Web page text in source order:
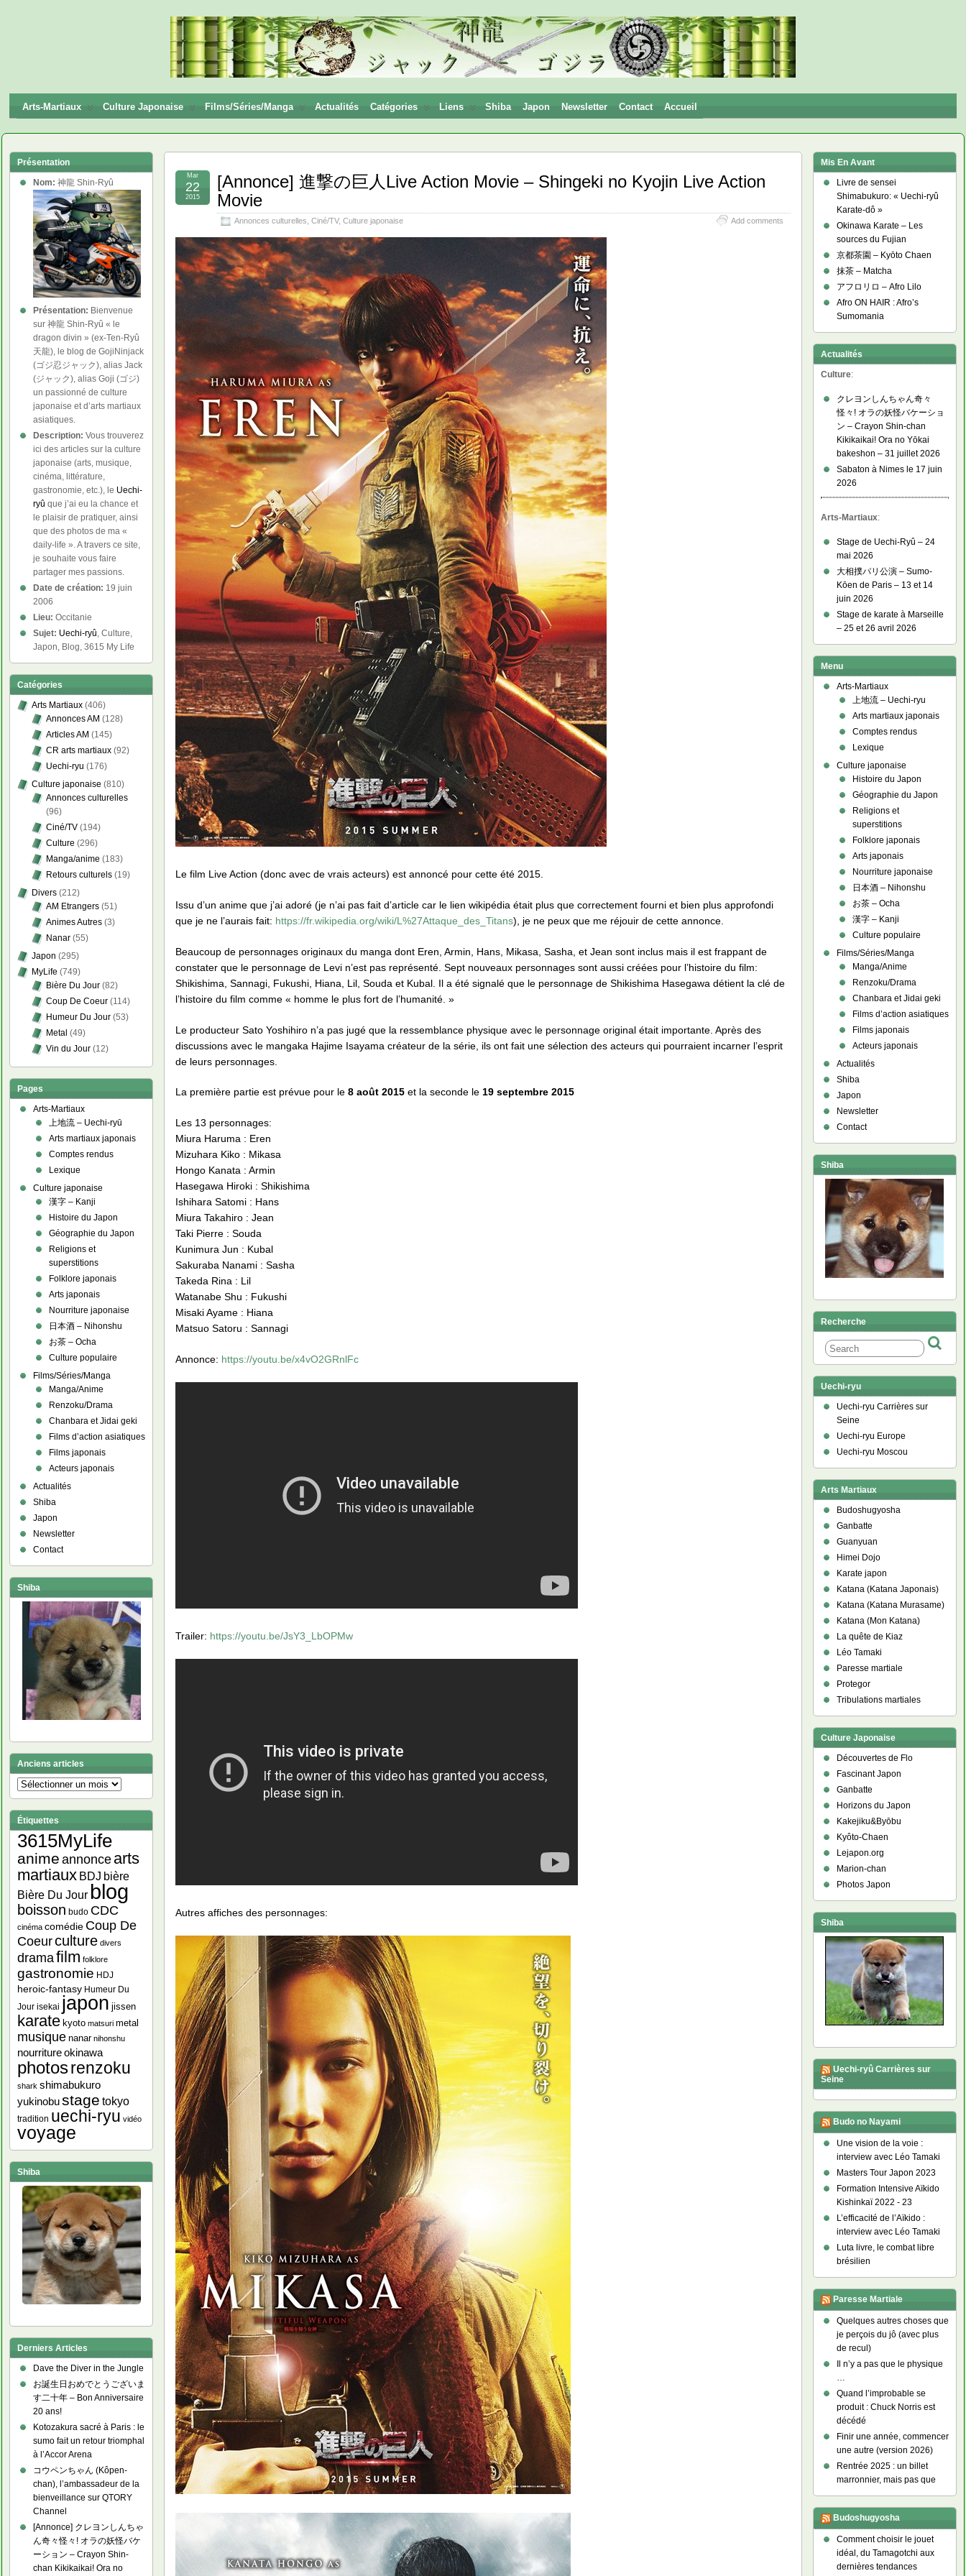
Ryū
Arts-Martiaux Culture Japonaise Films/Séries/Manga Actualités Catégories Liens Shiba Japon Newsletter Contact Accueil
[Annonce] 進撃の巨人Live Action Movie – Shingeki no Kyojin Live Action
Movie
Annonces culturelles ,Ciné/TV,Culture japonaise Add comments
Mar
22
2015
Le film Live Action (donc avec de vrais acteurs) est annoncé pour cette été 2015.
Issu d’un anime que j’ai adoré (je n’ai pas fait d’article car le lien wikipédia était plus que correctement fourni et bien plus approfondi
que je ne l’aurais fait: https://fr.wikipedia.org/wiki/L%27Attaque_des_Titans), je ne peux que me réjouir de cette annonce.
Beaucoup de personnages originaux du manga dont Eren, Armin, Hans, Mikasa, Sasha, et Jean sont inclus mais il est frappant de
constater que le personnage de Levi n’est pas représenté. Sept nouveaux personnages sont aussi créées pour l’histoire du film:
Shikishima, Sannagi, Fukushi, Hiana, Lil, Souda et Kubal. Il a été signalé que le personnage de Shikishima Hasegawa détient la clé de
l’histoire du film comme « homme le plus fort de l’humanité. »
Le producteur Sato Yoshihiro n’a pas jugé que la ressemblance physique avec le personnage original était importante. Après des
discussions avec le mangaka Hajime Isayama créateur de la série, ils ont fait une sélection des acteurs qui pourraient incarner l’esprit
de leurs personnages.
La première partie est prévue pour le8 août 2015 et la seconde le19 septembre 2015
Les 13 personnages:
Miura Haruma : Eren
Mizuhara Kiko : Mikasa
Hongo Kanata : Armin
Hasegawa Hiroki : Shikishima
Ishihara Satomi : Hans
Miura Takahiro : Jean
Taki Pierre : Souda
Kunimura Jun : Kubal
Sakuraba Nanami : Sasha
Takeda Rina : Lil
Watanabe Shu : Fukushi
Misaki Ayame : Hiana
Matsuo Satoru : Sannagi
Annonce: https://youtu.be/x4vO2GRnlFc
Trailer: https://youtu.be/JsY3_LbOPMw
Autres affiches des personnages:
Présentation
Nom: 神龍 Shin-Ryû
Présentation: Bienvenue
sur 神龍 Shin-Ryû « le
dragon divin » (ex-Ten-Ryû
天龍), le blog de GojiNinjack
(ゴジ忍ジャック), alias Jack
(ジャック), alias Goji (ゴジ)
un passionné de culture
japonaise et d’arts martiaux
asiatiques.
Description: Vous trouverez
ici des articles sur la culture
japonaise (arts, musique,
cinéma, littérature,
gastronomie, etc.), le Uechi-
ryû que j’ai eu la chance et
le plaisir de pratiquer, ainsi
que des photos de ma «
daily-life ». A travers ce site,
je souhaite vous faire
partager mes passions.
Date de création: 19 juin
2006
Lieu: Occitanie
Sujet: Uechi-ryû, Culture,
Japon, Blog, 3615 My Life
Catégories
Arts Martiaux (406)
Annonces AM (128)
Articles AM (145)
CR arts martiaux (92)
Uechi-ryu (176)
Culture japonaise (810)
Annonces culturelles
(96)
Ciné/TV (194)
Culture (296)
Manga/anime (183)
Retours culturels (19)
Divers (212)
AM Etrangers (51)
Animes Autres (3)
Nanar (55)
Japon (295)
MyLife (749)
Bière Du Jour (82)
Coup De Coeur (114)
Humeur Du Jour (53)
Metal (49)
Vin du Jour (12)
Pages
Arts-Martiaux
上地流 – Uechi-ryū
Arts martiaux japonais
Comptes rendus
Lexique
Culture japonaise
漢字 – Kanji
Histoire du Japon
Géographie du Japon
Religions et
superstitions
Folklore japonais
Arts japonais
Nourriture japonaise
日本酒 – Nihonshu
お茶 – Ocha
Culture populaire
Films/Séries/Manga
Manga/Anime
Renzoku/Drama
Chanbara et Jidai geki
Films d’action asiatiques
Films japonais
Acteurs japonais
Actualités
Shiba
Japon
Newsletter
Contact
Shiba
Anciens articles
Anciens
articles
Étiquettes
3615MyLife
anime annonce arts
martiaux BDJ bière
Bière Du Jour blog
boisson budo CDC
cinéma comédie Coup De
Coeurculture divers
dramafilm folklore
gastronomie HDJ
heroic-fantasy Humeur Du
Jour isekai japon jissen
karate kyoto matsuri metal
musique nanar nihonshu
nourriture okinawa
photosrenzoku
shark shimabukuro
yukinobu stage tokyo
tradition uechi-ryu vidéo
voyage
Shiba
Derniers Articles
Dave the Diver in the Jungle
お誕生日おめでとうございま
す二十年 – Bon Anniversaire
20 ans!
Kotozakura sacré à Paris : le
sumo fait un retour triomphal
à l’Accor Arena
コウペンちゃん (Kôpen-
chan), l’ambassadeur de la
bienveillance sur QTORY
Channel
[Annonce] クレヨンしんちゃ
ん奇々怪々! オラの妖怪バケ
ーション – Crayon Shin-
chan Kikikaikai! Ora no
Mis En Avant
Livre de sensei
Shimabukuro: « Uechi-ryû
Karate-dô »
Okinawa Karate – Les
sources du Fujian
京都茶園 – Kyōto Chaen
抹茶 – Matcha
アフロリロ – Afro Lilo
Afro ON HAIR : Afro’s
Sumomania
Actualités
Culture:
クレヨンしんちゃん奇々
怪々! オラの妖怪バケーショ
ン – Crayon Shin-chan
Kikikaikai! Ora no Yōkai
bakeshon – 31 juillet 2026
Sabaton à Nimes le 17 juin
2026
Arts-Martiaux:
Stage de Uechi-Ryû – 24
mai 2026
大相撲パリ公演 – Sumo-
Kōen de Paris – 13 et 14
juin 2026
Stage de karate à Marseille
– 25 et 26 avril 2026
Menu
Arts-Martiaux
上地流 – Uechi-ryu
Arts martiaux japonais
Comptes rendus
Lexique
Culture japonaise
Histoire du Japon
Géographie du Japon
Religions et
superstitions
Folklore japonais
Arts japonais
Nourriture japonaise
日本酒 – Nihonshu
お茶 – Ocha
漢字 – Kanji
Culture populaire
Films/Séries/Manga
Manga/Anime
Renzoku/Drama
Chanbara et Jidai geki
Films d’action asiatiques
Films japonais
Acteurs japonais
Actualités
Shiba
Japon
Newsletter
Contact
Shiba
Recherche
Uechi-ryu
Uechi-ryu Carrières sur
Seine
Uechi-ryu Europe
Uechi-ryu Moscou
Arts Martiaux
Budoshugyosha
Ganbatte
Guanyuan
Himei Dojo
Karate japon
Katana (Katana Japonais)
Katana (Katana Murasame)
Katana (Mon Katana)
La quête de Kiaz
Léo Tamaki
Paresse martiale
Protegor
Tribulations martiales
Culture Japonaise
Découvertes de Flo
Fascinant Japon
Ganbatte
Horizons du Japon
Kakejiku&Byōbu
Kyôto-Chaen
Lejapon.org
Marion-chan
Photos Japon
Shiba
Uechi-ryû Carrières sur
Seine
Budo no Nayami
Une vision de la voie :
interview avec Léo Tamaki
Masters Tour Japon 2023
Formation Intensive Aïkido
Kishinkaï 2022 - 23
L’efficacité de l’Aïkido :
interview avec Léo Tamaki
Luta livre, le combat libre
brésilien
Paresse Martiale
Quelques autres choses que
je perçois du jô (avec plus
de recul)
Il n’y a pas que le physique
…
Quand l’improbable se
produit : Chuck Norris est
décédé
Finir une année, commencer
une autre (version 2026)
Rentrée 2025 : un billet
marronnier, mais pas que
Budoshugyosha
Comment choisir le jouet
idéal, du Tamagotchi aux
dernières tendances